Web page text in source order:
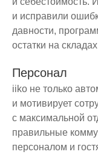
и исправили
давности,
остатки на
Персонал
iiko не только
и мотивирует
с максимальной
правильные
персоналом и